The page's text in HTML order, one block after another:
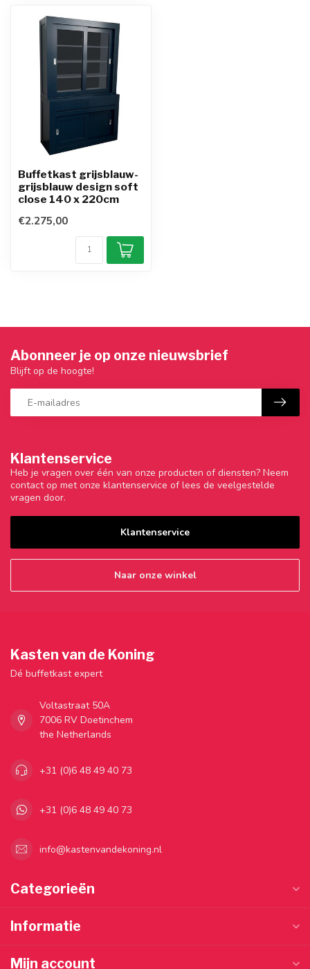
Buffetkast grijsblauw-
grijsblauw design soft
close 140 x 220cm
€2.275,00
Klantenservice
Heb je vragen over één van onze producten of diensten? Neem
contact op met onze klantenservice of lees de veelgestelde
vragen door.
Klantenservice
Naar onze winkel
Abonneer je op onze nieuwsbrief
Blijft op de hoogte!
Kasten van de Koning
Dé buffetkast expert
Voltastraat 50A
7006 RV Doetinchem
the Netherlands
+31 (0)6 48 49 40 73
+31 (0)6 48 49 40 73
info@kastenvandekoning.nl
Categorieën
Informatie
Mijn account